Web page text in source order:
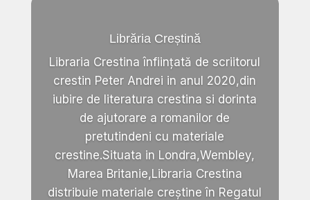
Librăria Creștină
Libraria Crestina înființată de scriitorul
crestin Peter Andrei in anul 2020,din
iubire de literatura crestina si dorinta
de ajutorare a romanilor de
pretutindeni cu materiale
crestine.Situata in Londra,Wembley,
Marea Britanie,Libraria Crestina
distribuie materiale creștine în Regatul